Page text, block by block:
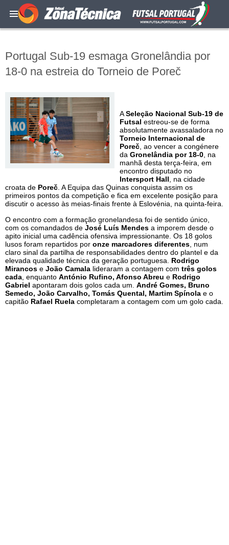
Portugal Sub-19 esmaga Gronelândia por
18-0 na estreia do Torneio de Poreč
ASeleção Nacional Sub-19 de
Futsal estreou-se de forma
absolutamente avassaladora no
Torneio Internacional de
Poreč , ao vencer a congénere
da Gronelândia por 18-0 , na
manhã desta terça-feira, em
encontro disputado no
Intersport Hall , na cidade
croata de Poreč . A Equipa das Quinas conquista assim os
primeiros pontos da competição e fica em excelente posição para
discutir o acesso às meias-finais frente à Eslovénia, na quinta-feira.
O encontro com a formação gronelandesa foi de sentido único,
com os comandados de José Luís Mendes a imporem desde o
apito inicial uma cadência ofensiva impressionante. Os 18 golos
lusos foram repartidos por onze marcadores diferentes , num
claro sinal da partilha de responsabilidades dentro do plantel e da
elevada qualidade técnica da geração portuguesa. Rodrigo
Mirancos e João Camala lideraram a contagem com três golos
cada , enquanto António Rufino, Afonso Abreu e Rodrigo
Gabriel apontaram dois golos cada um. André Gomes, Bruno
Semedo, João Carvalho, Tomás Quental, Martim Spínola e o
capitão Rafael Ruela completaram a contagem com um golo cada.